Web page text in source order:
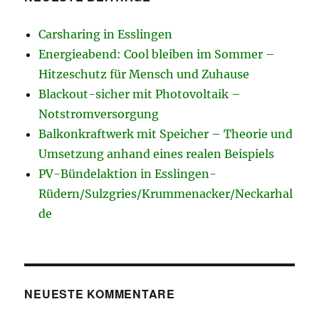
Carsharing in Esslingen
Energieabend: Cool bleiben im Sommer –
Hitzeschutz für Mensch und Zuhause
Blackout-sicher mit Photovoltaik –
Notstromversorgung
Balkonkraftwerk mit Speicher – Theorie und
Umsetzung anhand eines realen Beispiels
PV-Bündelaktion in Esslingen-
Rüdern/Sulzgries/Krummenacker/Neckarhal
de
NEUESTE KOMMENTARE